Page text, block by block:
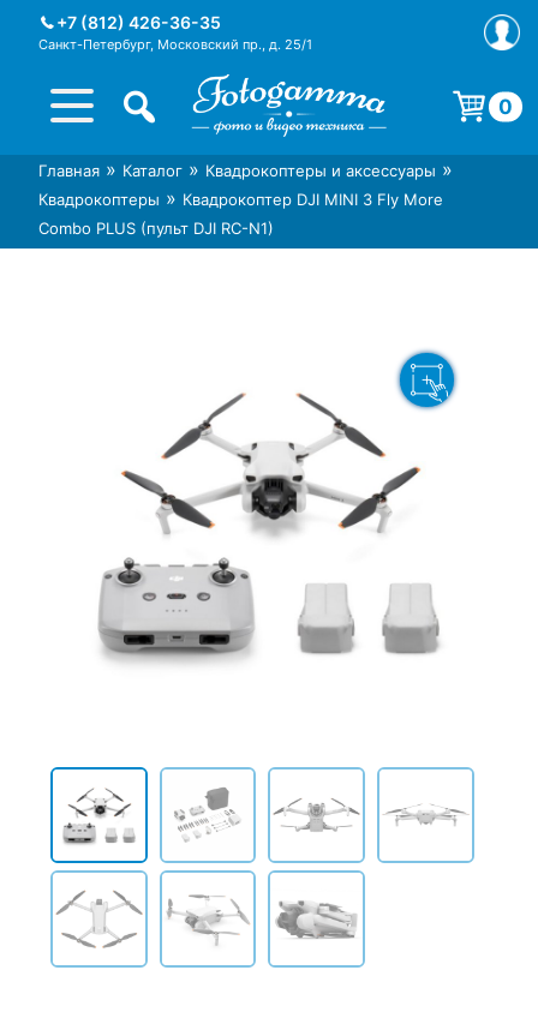
+7 (812) 426-36-35
Санкт-Петербург, Московский пр., д. 25/1
Интернет-магазин фототехники
Foto-Gamma в СПб
Магазин фотоаксессуаров foto-
gamma.ru
0
Корзина пуста.
Главная » Каталог » Квадрокоптеры и аксессуары »
Квадрокоптеры » Квадрокоптер DJI MINI 3 Fly More
Combo PLUS (пульт DJI RC-N1)